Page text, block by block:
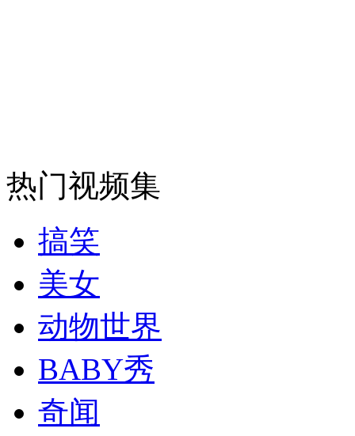
安徽一实载49人客车翻车
走！跟着总书记去植树
消防员救轻生者 花炮节热闹非凡
热门视频集
搞笑
美女
动物世界
BABY秀
奇闻